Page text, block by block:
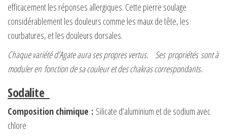
efficacement les réponses allergiques. Cette pierre soulage
considérablement les douleurs comme les maux de tête, les
courbatures, et les douleurs dorsales.
Chaque variété d’Agate aura ses propres vertus. Ses propriétés sont à
moduler en fonction de sa couleur et des chakras correspondants.
Sodalite
Composition chimique : Silicate d’aluminium et de sodium avec
chlore